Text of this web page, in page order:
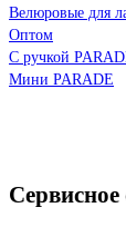
Велюровые для
Оптом
С ручкой
Мини PARADE